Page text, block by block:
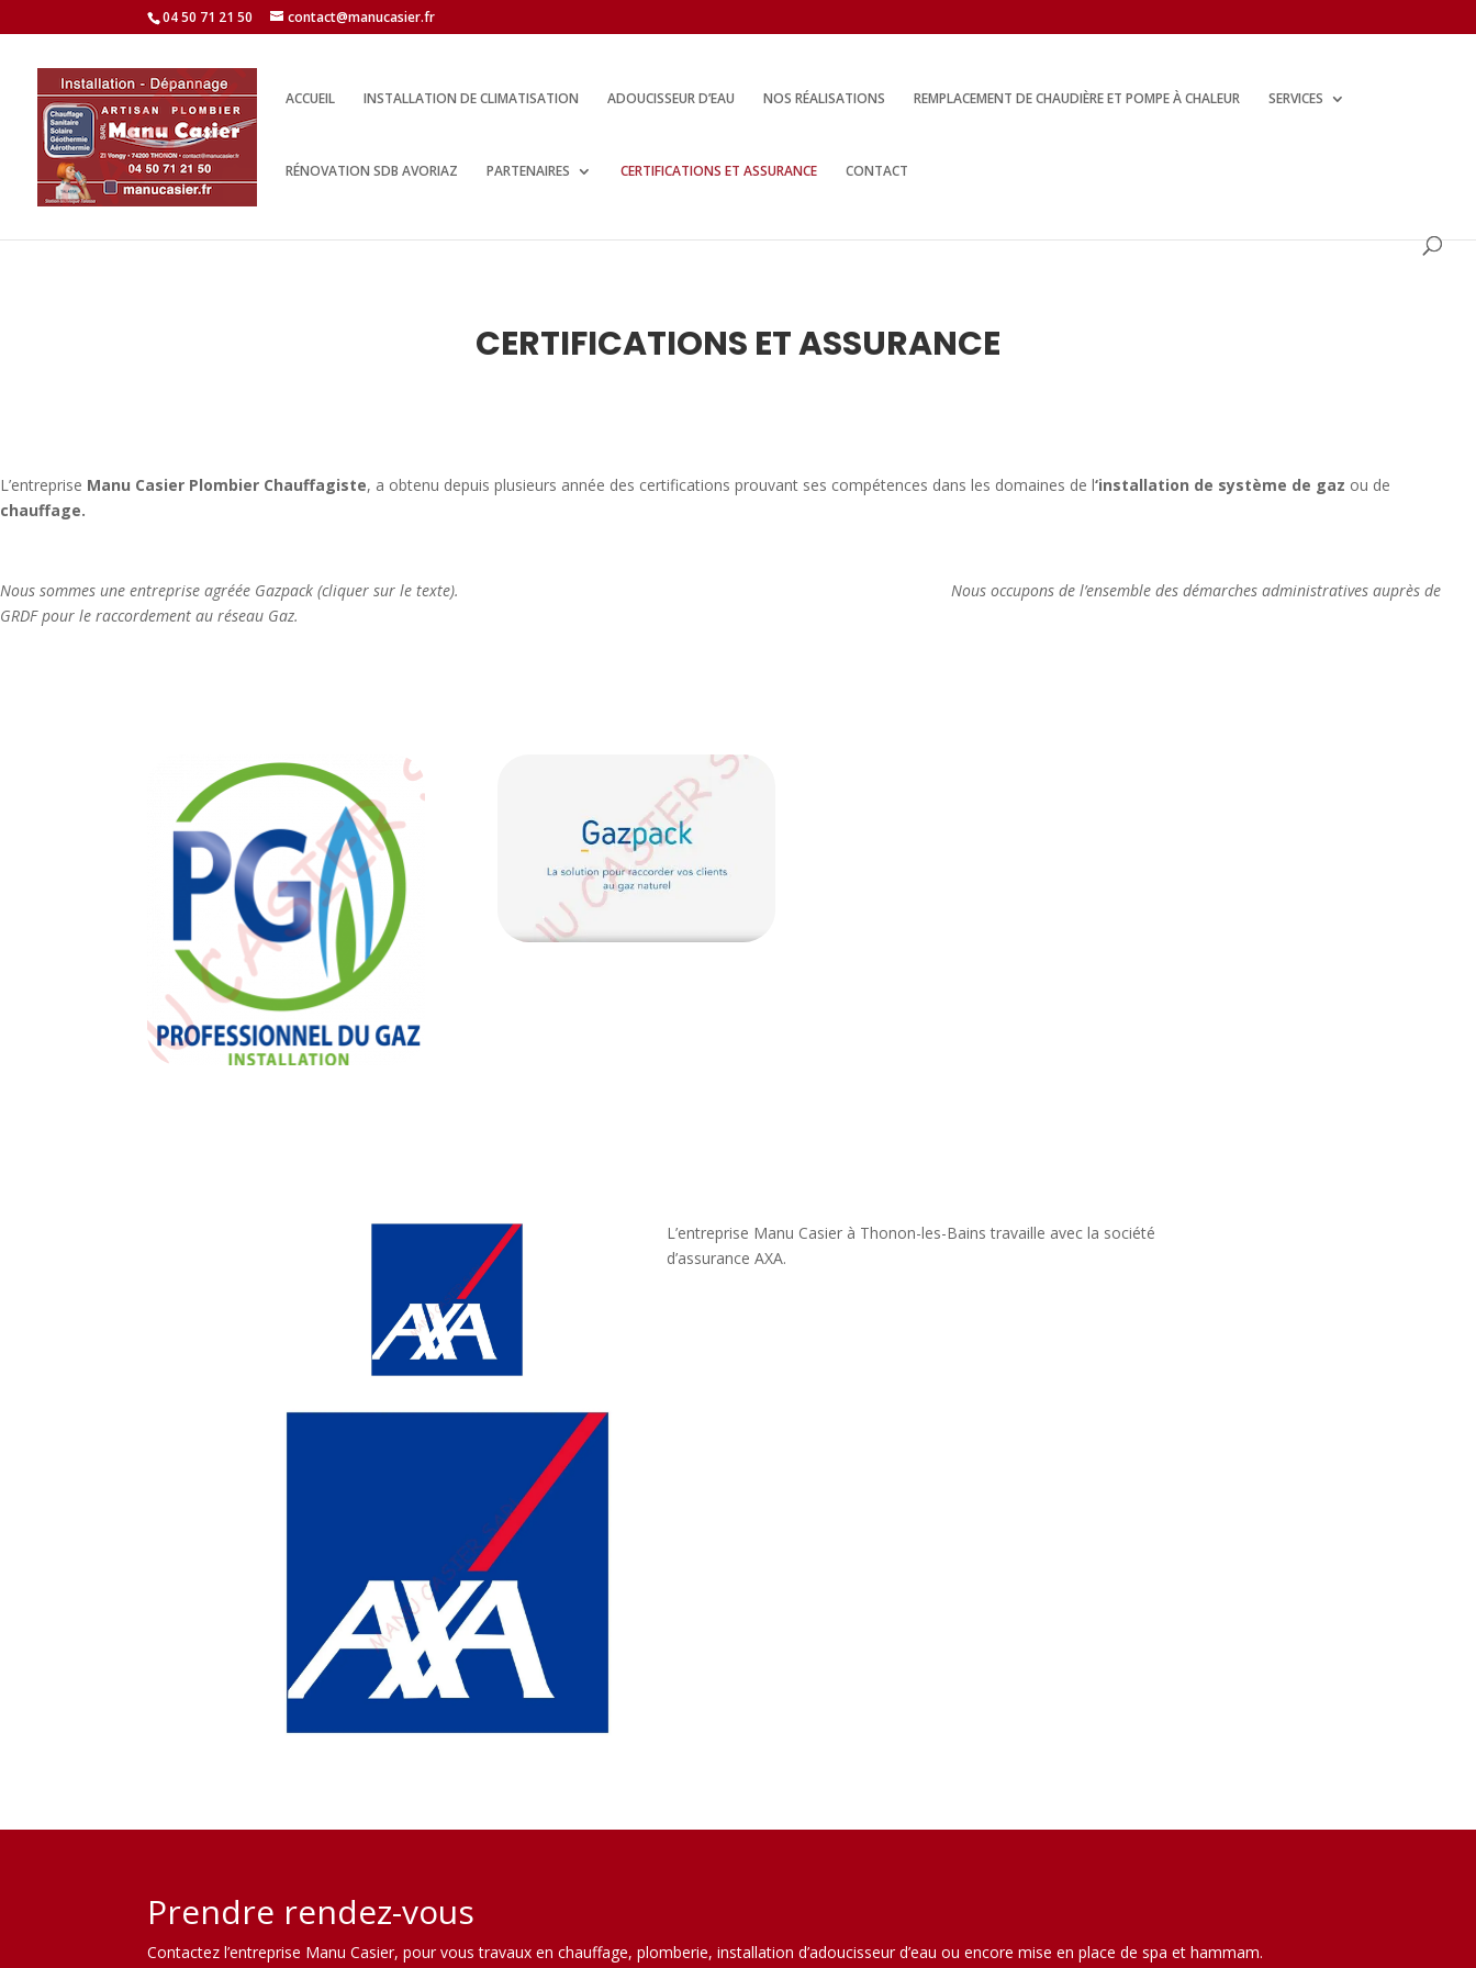
04 50 71 21 50 contact@manucasier.fr
ACCUEIL INSTALLATION DE CLIMATISATION ADOUCISSEUR D’EAU NOS RÉALISATIONS REMPLACEMENT DE CHAUDIÈRE ET POMPE À CHALEUR SERVICES
RÉNOVATION SDB AVORIAZ PARTENAIRES CERTIFICATIONS ET ASSURANCE CONTACT
CERTIFICATIONS ET ASSURANCE
L’entreprise Manu Casier Plombier Chauffagiste, a obtenu depuis plusieurs année des certifications prouvant ses compétences dans les domaines de l‘installation de système de gaz ou de
chauffage.
Nous sommes une entreprise agréée Gazpack (cliquer sur le texte). Nous occupons de l’ensemble des démarches administratives auprès de
GRDF pour le raccordement au réseau Gaz.
L’entreprise Manu Casier à Thonon-les-Bains travaille avec la société
d’assurance AXA.
Prendre rendez-vous
Contactez l’entreprise Manu Casier, pour vous travaux en chauffage, plomberie, installation d’adoucisseur d’eau ou encore mise en place de spa et hammam.